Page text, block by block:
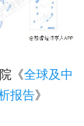
《全球及中
报告》